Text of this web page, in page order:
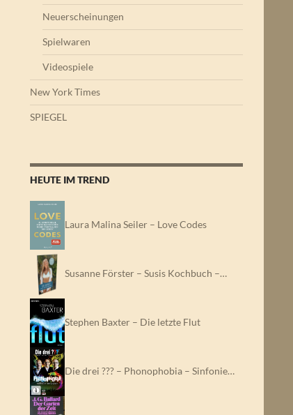
Neuerscheinungen
Spielwaren
Videospiele
New York Times
SPIEGEL
HEUTE IM TREND
Laura Malina Seiler – Love Codes
Susanne Förster – Susis Kochbuch –…
Stephen Baxter – Die letzte Flut
Die drei ??? – Phonophobia – Sinfonie…